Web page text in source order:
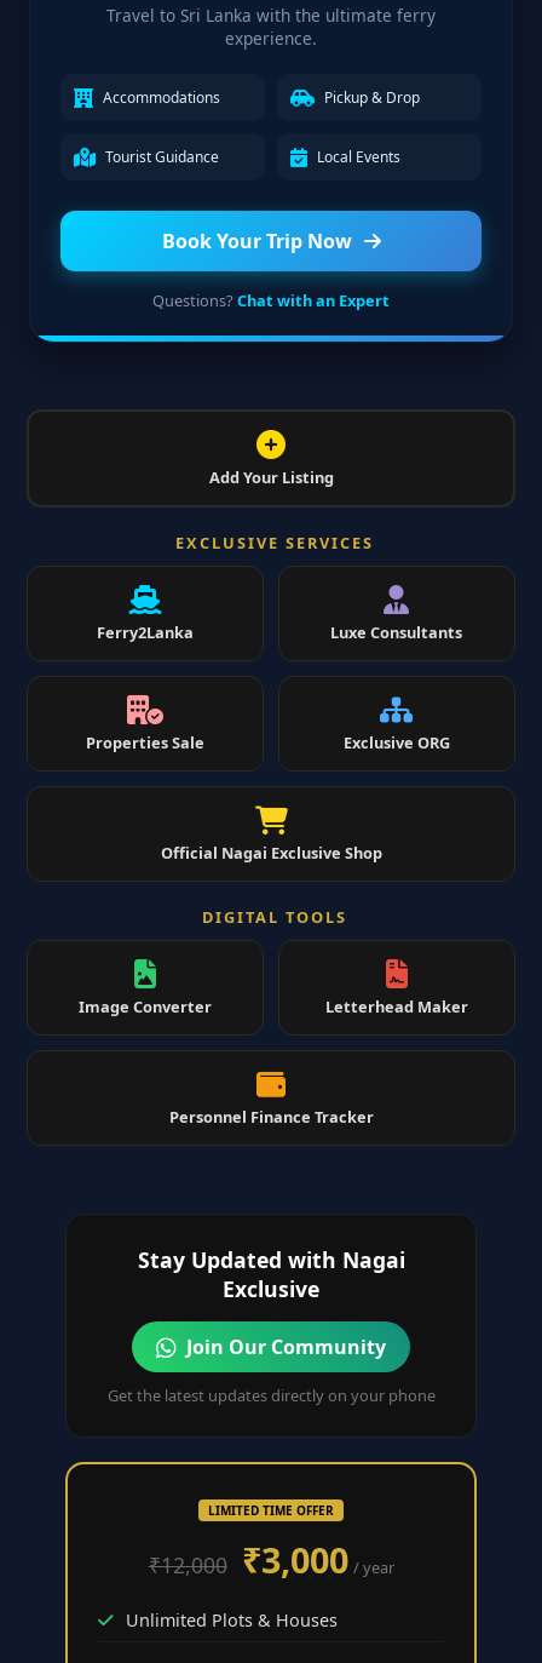
Travel to Sri Lanka with the ultimate ferry
experience.
Accommodations Pickup & Drop
Tourist Guidance Local Events
Book Your Trip Now
Questions? Chat with an Expert
Add Your Listing
EXCLUSIVE SERVICES
Ferry2Lanka Luxe Consultants
Properties Sale Exclusive ORG
Official Nagai Exclusive Shop
DIGITAL TOOLS
Image Converter Letterhead Maker
Personnel Finance Tracker
Stay Updated with Nagai
Exclusive
Join Our Community
Get the latest updates directly on your phone
LIMITED TIME OFFER
₹12,000 ₹3,000 / year
Unlimited Plots & Houses